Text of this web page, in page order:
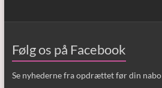
Følg os på Facebook
Se nyhederne fra opdrættet før din nabo